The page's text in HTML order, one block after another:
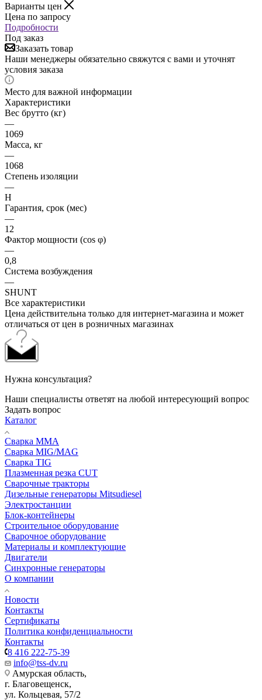
Варианты цен
Цена по запросу
Подробности
Под заказ
Заказать товар
Наши менеджеры обязательно свяжутся с вами и уточнят
условия заказа
Место для важной информации
Характеристики
Вес брутто (кг)
—
1069
Масса, кг
—
1068
Степень изоляции
—
H
Гарантия, срок (мес)
—
12
Фактор мощности (cos φ)
—
0,8
Система возбуждения
—
SHUNT
Все характеристики
Цена действительна только для интернет-магазина и может
отличаться от цен в розничных магазинах
Нужна консультация?
Наши специалисты ответят на любой интересующий вопрос
Задать вопрос
Каталог
Сварка MMA
Сварка MIG/MAG
Сварка TIG
Плазменная резка CUT
Сварочные тракторы
Дизельные генераторы Mitsudiesel
Электростанции
Блок-контейнеры
Строительное оборудование
Сварочное оборудование
Материалы и комплектующие
Двигатели
Синхронные генераторы
О компании
Новости
Контакты
Сертификаты
Политика конфиденциальности
Контакты
8 416 222-75-39
info@tss-dv.ru
Амурская область,
г. Благовещенск,
ул. Кольцевая, 57/2